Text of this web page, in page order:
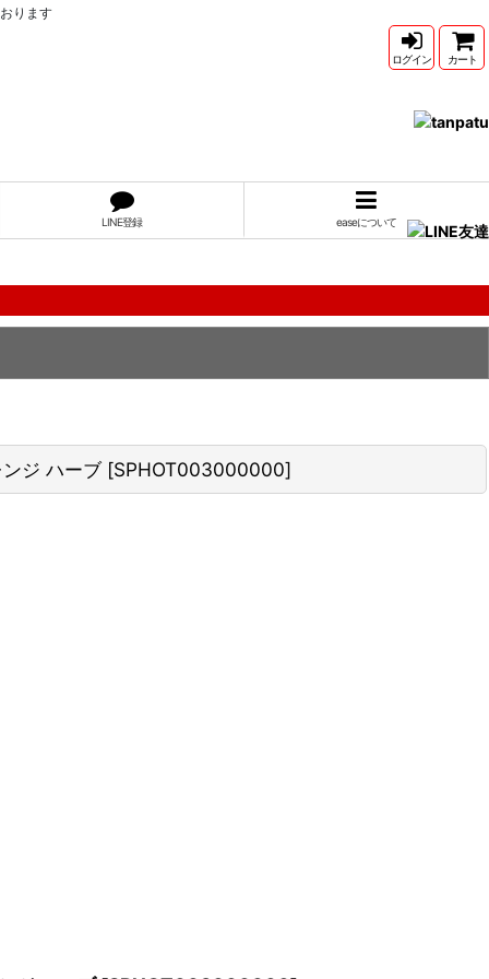
ります
ログイン カート
LINE登録 easeについて
ジ ハーブ [SPHOT003000000]